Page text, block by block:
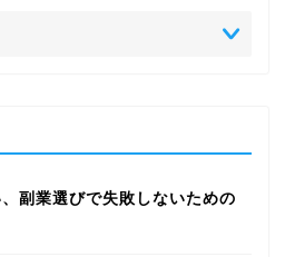
副業選びで失敗しないための